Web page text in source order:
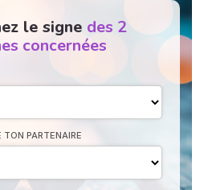
le signe des 2
concernées
TON PARTENAIRE